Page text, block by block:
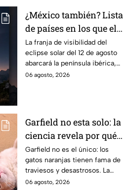
¿México también? Lista
de países en los que el
12 de agosto se verá el
eclipse solar total y en
los que será parcial
La franja de visibilidad del
eclipse solar del 12 de agosto
abarcará la península ibérica,
por lo que solo podrá
06 agosto, 2026
Garfield no esta solo: la
ciencia revela por qué
los gatos naranjas
tienen tanta fama de
hacer "desastres"
Garfield no es el único: los
gatos naranjas tienen fama de
traviesos y desastrosos. La
ciencia explica qué hay detrás
06 agosto, 2026